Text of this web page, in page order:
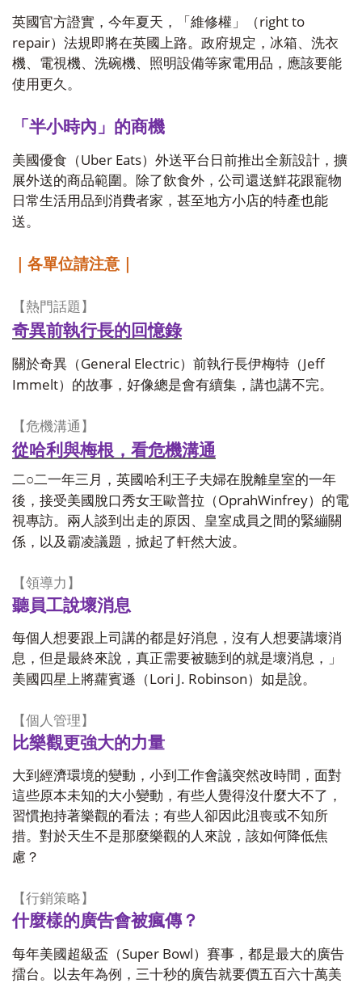
英國官方證實，今年夏天，「維修權」（right to
repair）法規即將在英國上路。政府規定，冰箱、洗衣
機、電視機、洗碗機、照明設備等家電用品，應該要能
使用更久。
「半小時內」的商機
美國優食（Uber Eats）外送平台日前推出全新設計，擴
展外送的商品範圍。除了飲食外，公司還送鮮花跟寵物
日常生活用品到消費者家，甚至地方小店的特產也能
送。
｜各單位請注意｜
【熱門話題】
奇異前執行長的回憶錄
關於奇異（General Electric）前執行長伊梅特（Jeff
Immelt）的故事，好像總是會有續集，講也講不完。
【危機溝通】
從哈利與梅根，看危機溝通
二○二一年三月，英國哈利王子夫婦在脫離皇室的一年
後，接受美國脫口秀女王歐普拉（OprahWinfrey）的電
視專訪。兩人談到出走的原因、皇室成員之間的緊繃關
係，以及霸凌議題，掀起了軒然大波。
【領導力】
聽員工說壞消息
每個人想要跟上司講的都是好消息，沒有人想要講壞消
息，但是最終來說，真正需要被聽到的就是壞消息，」
美國四星上將蘿賓遜（Lori J. Robinson）如是說。
【個人管理】
比樂觀更強大的力量
大到經濟環境的變動，小到工作會議突然改時間，面對
這些原本未知的大小變動，有些人覺得沒什麼大不了，
習慣抱持著樂觀的看法；有些人卻因此沮喪或不知所
措。對於天生不是那麼樂觀的人來說，該如何降低焦
慮？
【行銷策略】
什麼樣的廣告會被瘋傳？
每年美國超級盃（Super Bowl）賽事，都是最大的廣告
擂台。以去年為例，三十秒的廣告就要價五百六十萬美